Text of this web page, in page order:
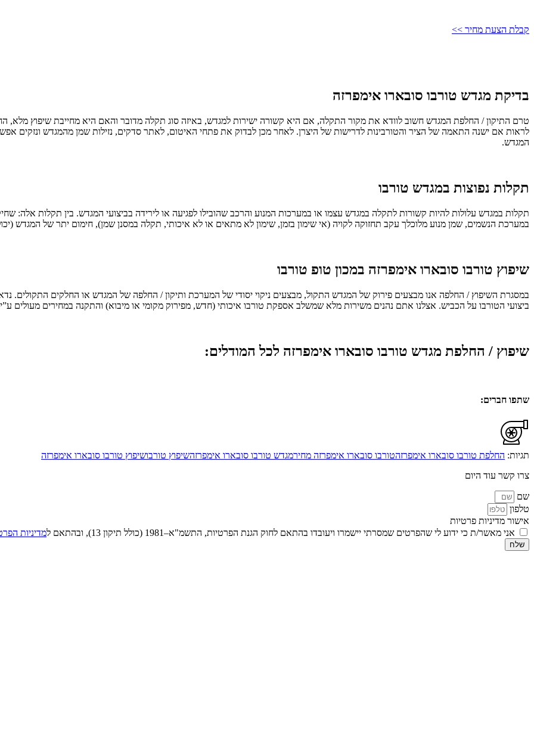
קבלת הצעת מחיר >>
בדיקת מגדש טורבו סובארו אימפרזה
טרם התיקון / החלפת המגדש חשוב לוודא את מקור התקלה, אם היא קשורה ישירות למגדש, באיזה סוג תקלה מדובר והאם היא מחייבת שיפוץ
לראות אם ישנה התאמה של הציר והטורבינות לדרישות של היצרן. לאחר מכן לבדוק את פתחי האיטום, לאתר סדקים, נזילות שמן מהמגדש ונזקים
המגדש.
תקלות נפוצות במגדש טורבו
תקלות במגדש עלולות להיות קשורות לתקלה במגדש עצמו או במערכות המנוע והרכב שהובילו לפגיעה או לירידה בביצועי המגדש. בין תקלות אלה:
במערכת הנשמים, שמן מנוע מלוכלך עקב תחזוקה לקויה (אי שימון בזמן, שימון לא מתאים או לא איכותי, תקלה במסנן שמן), חימום יתר של המגדש (יכול
שיפוץ טורבו סובארו אימפרזה במכון טופ טורבו
במסגרת השיפוץ / החלפה אנו מבצעים פירוק של המגדש התקול, מבצעים ניקוי יסודי של המערכת ותיקון / החלפה של המגדש או החלקים התקולים.
ביצועי הטורבו על הכביש. אצלנו אתם נהנים משירות מלא שמשלב אספקת טורבו איכותי (חדש, מפירוק מקומי או מיבוא) והתקנה במחירים מעולים ע”י
שיפוץ / החלפת מגדש טורבו סובארו אימפרזה לכל המודלים:
שתפו חברים:
תגיות: החלפת טורבו סובארו אימפרזהטורבו סובארו אימפרזה מחירמגדש טורבו סובארו אימפרזהשיפוץ טורבושיפוץ טורבו סובארו אימפרזה
צרו קשר עוד היום
שם
טלפון
אישור מדיניות פרטיות
אני מאשר/ת כי ידוע לי שהפרטים שמסרתי יישמרו ויעובדו בהתאם לחוק הגנת הפרטיות, התשמ"א–1981 (כולל תיקון 13), ובהתאם ל
מדיניות
שלח